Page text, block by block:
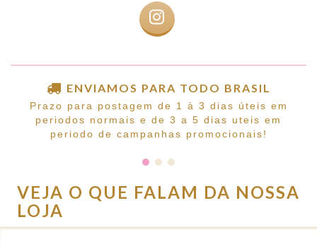
ENVIAMOS PARA TODO BRASIL
Prazo para postagem de 1 à 3 dias úteis em
periodos normais e de 3 a 5 dias uteis em
periodo de campanhas promocionais!
VEJA O QUE FALAM DA NOSSA
LOJA